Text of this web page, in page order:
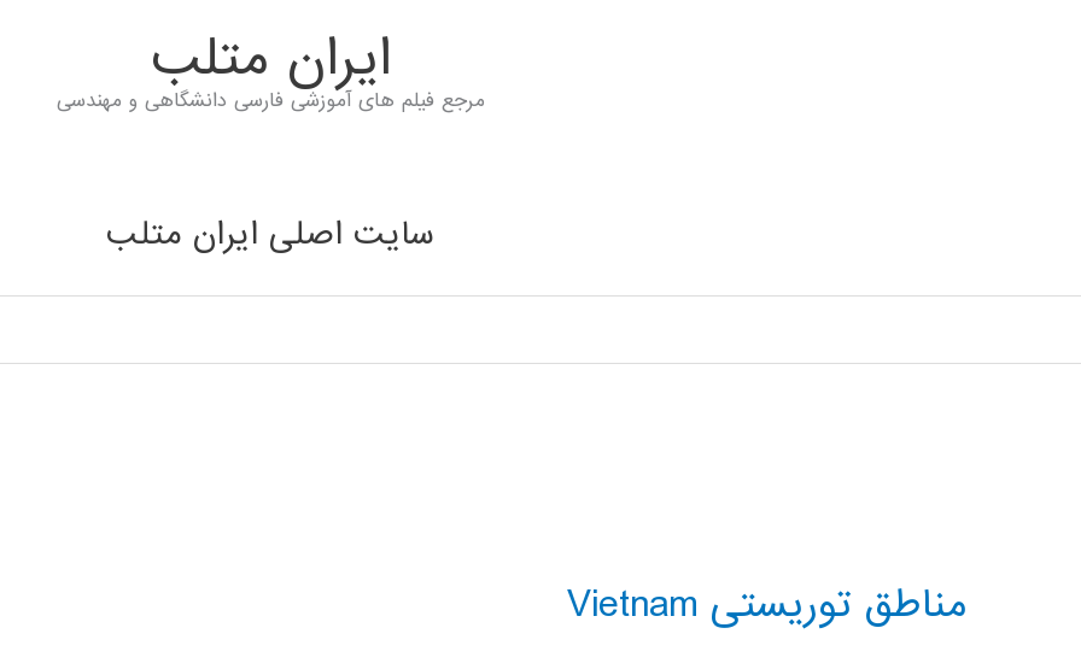
ايران متلب
مرجع فیلم های آموزشی فارسی دانشگاهی و مهندسی
سایت اصلی ایران متلب
مناطق توریستی Vietnam